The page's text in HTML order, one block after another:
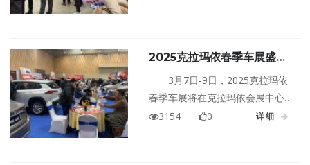
了！
2025克拉玛依春季车展盛大
来袭，免费门票等你来抢！
3月7日-9日，2025克拉玛依
春季车展将在克拉玛依会展中心
盛大启幕！本次车展不仅为市
3154 0 详细